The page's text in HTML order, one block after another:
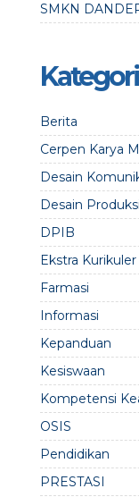
SMKN
Kategori
Berita
Cerpen Karya
Desain
Desain
DPIB
Ekstra Kurikuler
Farmasi
Informasi
Kepanduan
Kesiswaan
Kompetensi
OSIS
Pendidikan
PRESTASI